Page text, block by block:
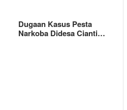
Dugaan Kasus Pesta
Narkoba Didesa Cianti…